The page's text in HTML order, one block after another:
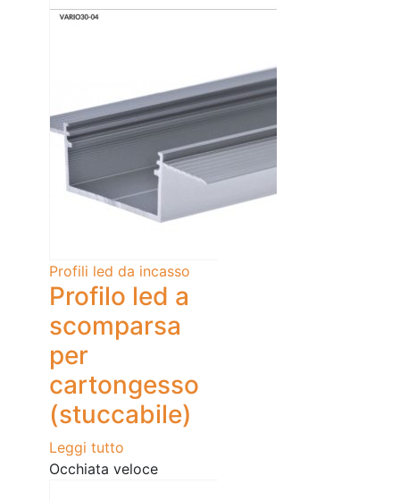
Profili led da incasso
Profilo led a
scomparsa
per
cartongesso
(stuccabile)
Leggi tutto
Occhiata veloce